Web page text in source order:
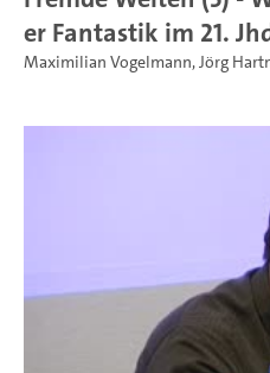
er Fantastik im 21.
Maximilian Vogelmann,Jörg